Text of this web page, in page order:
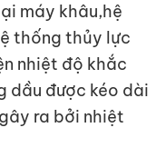
máy khâu,hệ
thống thủy lực
nhiệt độ khắc
dầu được kéo dài
ra bởi nhiệt